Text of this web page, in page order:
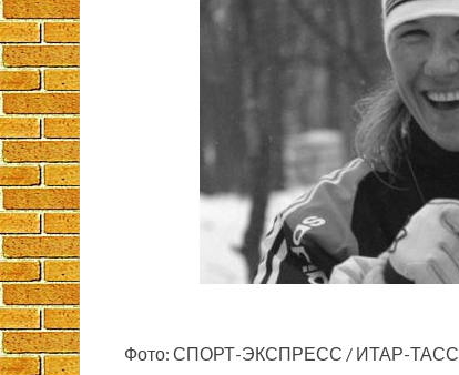
Фото: СПОРТ-ЭКСПРЕСС / ИТАР-ТАСС